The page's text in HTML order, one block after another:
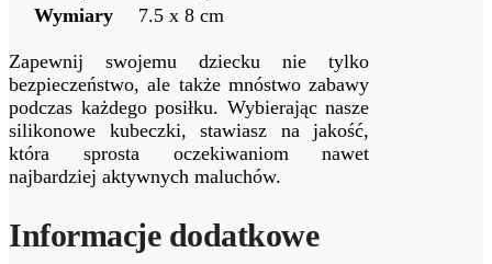
Wymiary
7.5 x 8 cm
Zapewnij swojemu dziecku nie tylko
bezpieczeństwo, ale także mnóstwo zabawy
podczas każdego posiłku. Wybierając nasze
silikonowe kubeczki, stawiasz na jakość,
która sprosta oczekiwaniom nawet
najbardziej aktywnych maluchów.
Informacje dodatkowe